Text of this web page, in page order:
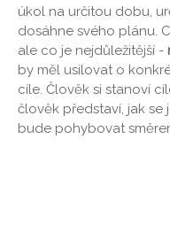
úkol na určitou dobu,
dosáhne svého plánu.
ale co je nejdůležitější -
by měl usilovat o
cíle. Člověk si stanoví
člověk představí, jak se
bude pohybovat